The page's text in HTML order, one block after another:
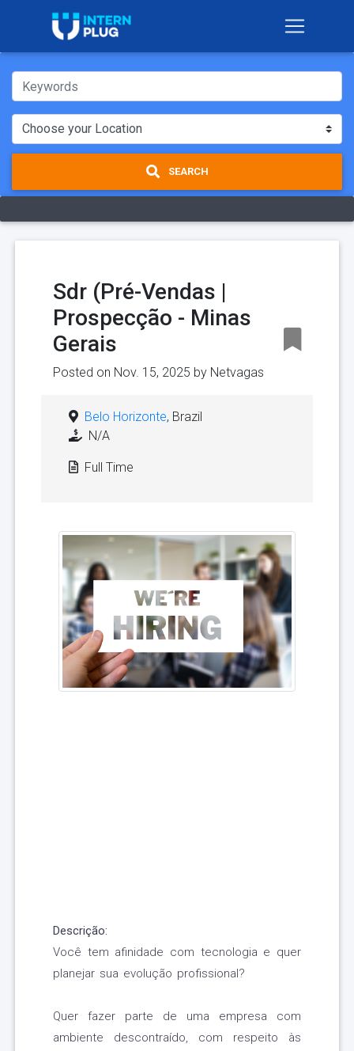
SEARCH
Sdr (Pré-Vendas |
Prospecção - Minas
Gerais
Posted on Nov. 15, 2025 by Netvagas
Belo Horizonte, Brazil
N/A
Full Time
Descrição:
Você tem afinidade com tecnologia e quer
planejar sua evolução profissional?
Quer fazer parte de uma empresa com
ambiente descontraído, com respeito às